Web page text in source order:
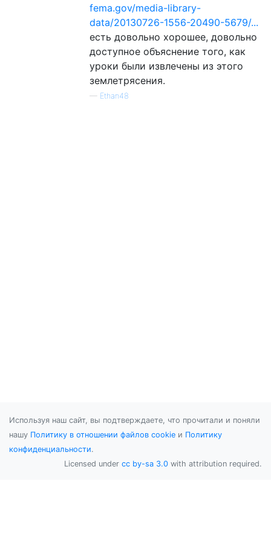
fema.gov/media-library-
data/20130726-1556-20490-5679/...
есть довольно хорошее, довольно
доступное объяснение того, как
уроки были извлечены из этого
землетрясения.
— Ethan48
Используя наш сайт, вы подтверждаете, что прочитали и поняли
нашу Политику в отношении файлов cookie и Политику
конфиденциальности.
Licensed under cc by-sa 3.0 with attribution required.